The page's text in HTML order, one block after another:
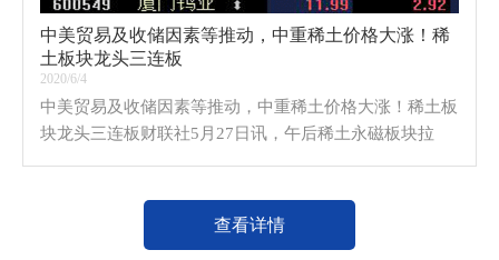
中美贸易及收储因素等推动，中重稀土价格大涨！稀
土板块龙头三连板
2020/6/4
中美贸易及收储因素等推动，中重稀土价格大涨！稀土板
块龙头三连板财联社5月27日讯，午后稀土永磁板块拉
查看详情